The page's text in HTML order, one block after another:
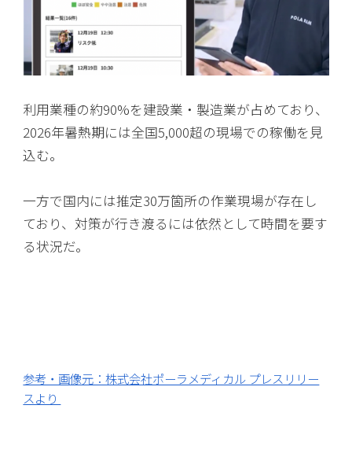
利用業種の約90%を建設業・製造業が占めており、
2026年暑熱期には全国5,000超の現場での稼働を見
込む。
一方で国内には推定30万箇所の作業現場が存在し
ており、対策が行き渡るには依然として時間を要す
る状況だ。
参考・画像元：株式会社ポーラメディカル プレスリリー
スより